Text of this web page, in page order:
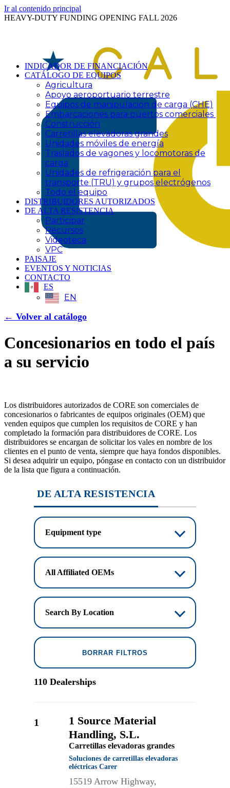
Ir al contenido principal
HEAVY-DUTY FUNDING OPENING FALL 2026
INDICADOR DE FINANCIACIÓN
CATÁLOGO DE EQUIPOS
Agricultura
Apoyo aeroportuario terrestre
Equipos de manipulación de carga (CHE)
Embarcaciones para puertos comerciales
Construcción
Carretillas elevadoras grandes
Unidades móviles de energía
Traslados de vagones y locomotoras de
carga
Unidades de refrigeración para el
transporte (TRU) y grupos electrógenos
Todo el equipo
DISTRIBUIDORES AUTORIZADOS
DE ALTA RESISTENCIA
Participar
Recursos
Videoteca
VPC
PAISAJE
EVENTOS Y NOTICIAS
CONTACTO
ES
EN
← Volver al catálogo
Concesionarios en todo el país
a su servicio
Los distribuidores autorizados de CORE son comerciales de
concesionarios o fabricantes de equipos originales (OEM) que
venden equipos que cumplen los requisitos de CORE y han
completado la formación para distribuidores de CORE. Los
distribuidores se encargan de solicitar los vales en nombre de los
clientes en el punto de venta, siempre que haya fondos disponibles.
Si desea adquirir un equipo, póngase en contacto con un distribuidor
de la lista que figura a continuación.
DE ALTA RESISTENCIA
Equipment type
All Affiliated OEMs
Search By Location
BORRAR FILTROS
110 Dealerships
1
1 Source Material
Handling, S.L.
Carretillas elevadoras grandes
Soluciones de carretillas elevadoras
eléctricas Carer
15519 Arrow Highway,